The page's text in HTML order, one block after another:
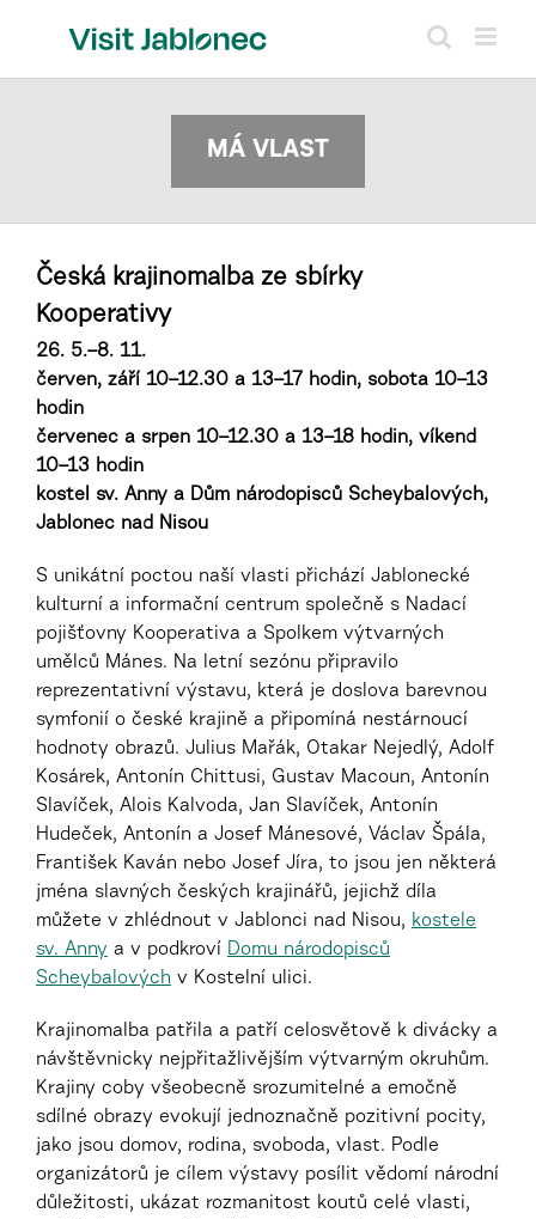
MÁ VLAST
Česká krajinomalba ze sbírky
Kooperativy
26. 5.–8. 11.
červen, září 10–12.30 a 13–17 hodin, sobota 10–13
hodin
červenec a srpen 10–12.30 a 13–18 hodin, víkend
10–13 hodin
kostel sv. Anny a Dům národopisců Scheybalových,
Jablonec nad Nisou
S unikátní poctou naší vlasti přichází Jablonecké
kulturní a informační centrum společně s Nadací
pojišťovny Kooperativa a Spolkem výtvarných
umělců Mánes. Na letní sezónu připravilo
reprezentativní výstavu, která je doslova barevnou
symfonií o české krajině a připomíná nestárnoucí
hodnoty obrazů. Julius Mařák, Otakar Nejedlý, Adolf
Kosárek, Antonín Chittusi, Gustav Macoun, Antonín
Slavíček, Alois Kalvoda, Jan Slavíček, Antonín
Hudeček, Antonín a Josef Mánesové, Václav Špála,
František Kaván nebo Josef Jíra, to jsou jen některá
jména slavných českých krajinářů, jejichž díla
můžete v zhlédnout v Jablonci nad Nisou, kostele
sv. Anny a v podkroví Domu národopisců
Scheybalových v Kostelní ulici.
Krajinomalba patřila a patří celosvětově k divácky a
návštěvnicky nejpřitažlivějším výtvarným okruhům.
Krajiny coby všeobecně srozumitelné a emočně
sdílné obrazy evokují jednoznačně pozitivní pocity,
jako jsou domov, rodina, svoboda, vlast. Podle
organizátorů je cílem výstavy posílit vědomí národní
důležitosti, ukázat rozmanitost koutů celé vlasti,